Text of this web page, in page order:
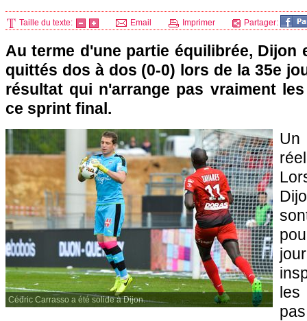
Taille du texte: Email Imprimer Partager:
Au terme d'une partie équilibrée, Dijon
quittés dos à dos (0-0) lors de la 35e
résultat qui n'arrange pas vraiment
ce sprint final.
Cédric Carrasso a été solide à Dijon.
les